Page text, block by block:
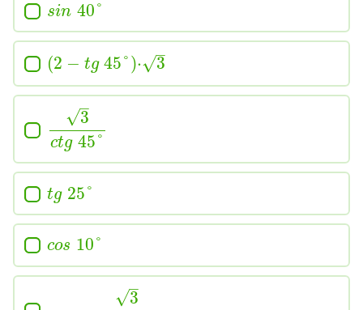
sin 40°
(2 − tg 45°)⋅ 3
–
√
3
–
√
ctg 45°
tg 25°
cos 10°
3
–
√